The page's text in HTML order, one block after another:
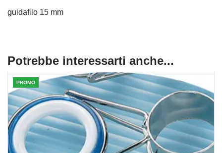
guidafilo 15 mm
Potrebbe interessarti anche...
PROMO